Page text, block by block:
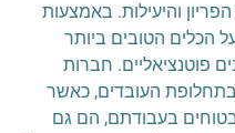
והיעילות. באמצעות
הכלים הטובים ביותר
פוטנציאליים. חברות
בתחלופת העובדים, כאשר
בטוחים בעבודתם, הם גם